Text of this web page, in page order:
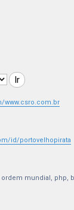
www.csro.com.br
id/portovelhopirata
ordem mundial, php,